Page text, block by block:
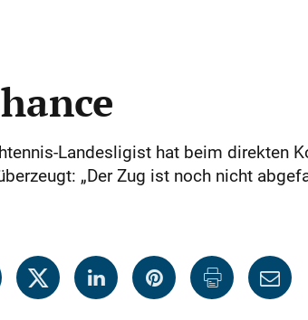
Landesligist hat beim direkten
„Der Zug ist noch nicht